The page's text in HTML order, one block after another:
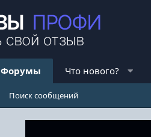
Форумы Что нового?
Поиск сообщений